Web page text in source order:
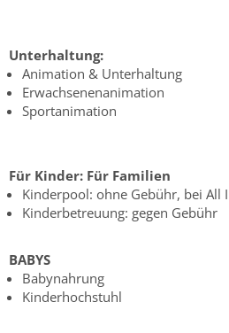
Unterhaltung:
Animation & Unterhaltung
Erwachsenenanimation
Sportanimation
Für Kinder: Für Familien
Kinderpool: ohne Gebühr, bei All
Kinderbetreuung: gegen Gebühr
BABYS
Babynahrung
Kinderhochstuhl